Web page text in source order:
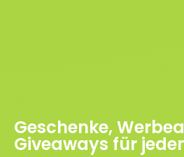
Geschenke,
Giveaways für